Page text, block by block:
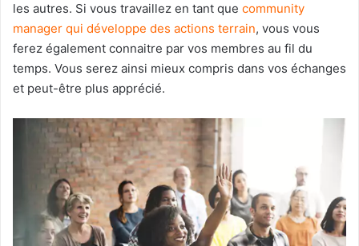
les autres. Si vous travaillez en tant que community
manager qui développe des actions terrain, vous vous
ferez également connaitre par vos membres au fil du
temps. Vous serez ainsi mieux compris dans vos échanges
et peut-être plus apprécié.